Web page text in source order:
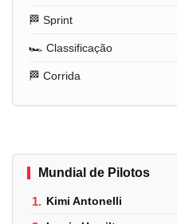
🏁 Sprint
🏎️ Classificação
🏁 Corrida
Mundial de Pilotos
1. Kimi Antonelli